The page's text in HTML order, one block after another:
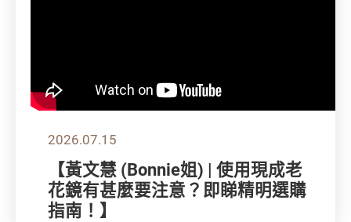
2026.07.15
【黃文慧 (Bonnie姐) | 使用現成老
花鏡有甚麼要注意？即睇精明選購
指南！】